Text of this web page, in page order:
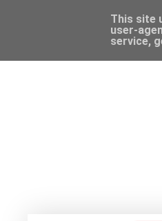
This site
user-
service,